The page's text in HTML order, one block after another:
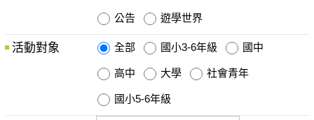
公告 遊學世界
活動對象 全部 國小3-6年級 國中
高中 大學 社會青年
國小5-6年級